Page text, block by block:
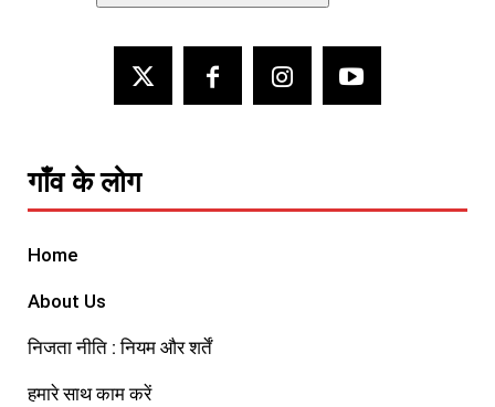
गाँव के लोग
Home
About Us
निजता नीति : नियम और शर्तें
हमारे साथ काम करें